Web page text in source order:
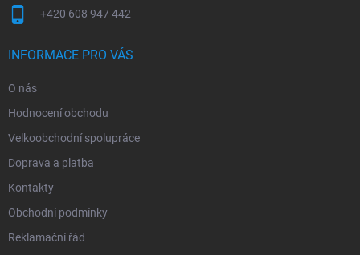
+420 608 947 442
INFORMACE PRO VÁS
O nás
Hodnocení obchodu
Velkoobchodní spolupráce
Doprava a platba
Kontakty
Obchodní podmínky
Reklamační řád